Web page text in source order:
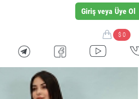
Giriş veya Üye Ol
$ 0